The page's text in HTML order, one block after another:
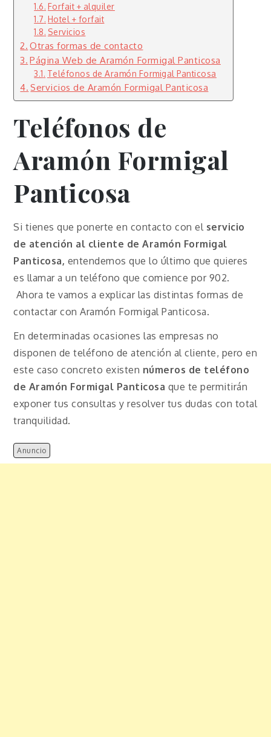
Forfait + alquiler
Hotel + forfait
Servicios
Otras formas de contacto
Página Web de Aramón Formigal Panticosa
Teléfonos de Aramón Formigal Panticosa
Servicios de Aramón Formigal Panticosa
Teléfonos de
Aramón Formigal
Panticosa
Si tienes que ponerte en contacto con el servicio
de atención al cliente de Aramón Formigal
Panticosa, entendemos que lo último que quieres
es llamar a un teléfono que comience por 902.
Ahora te vamos a explicar las distintas formas de
contactar con Aramón Formigal Panticosa.
En determinadas ocasiones las empresas no
disponen de teléfono de atención al cliente, pero en
este caso concreto existen números de teléfono
de Aramón Formigal Panticosa que te permitirán
exponer tus consultas y resolver tus dudas con total
tranquilidad.
Anuncio